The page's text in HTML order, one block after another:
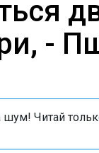
-
Читай